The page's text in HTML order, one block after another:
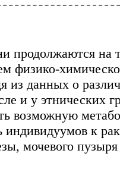
продолжаются на
физико-
из данных о
и у этнических
возможную
индивидуумов к
мочевого